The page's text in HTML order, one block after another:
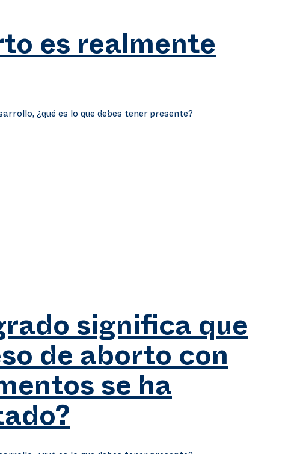
es realmente
¿qué es lo que debes tener presente?
significa que
de aborto con
se ha